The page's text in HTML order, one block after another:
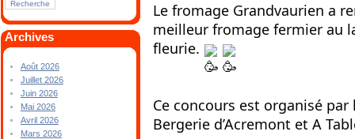
Archives
Août 2026
Juillet 2026
Juin 2026
Mai 2026
Avril 2026
Mars 2026
Le fromage Grandvaurien a
meilleur fromage fermier au
fleurie.
Ce concours est organisé par
Bergerie d’Acremont et A